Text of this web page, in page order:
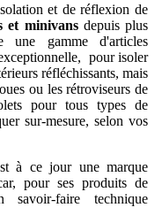
et de réflexion de
et minivans depuis plus
une gamme d'articles
pour isoler
réfléchissants, mais
ou les rétroviseurs de
pour tous types de
sur-mesure, selon vos
à ce jour une marque
pour ses produits de
faire technique